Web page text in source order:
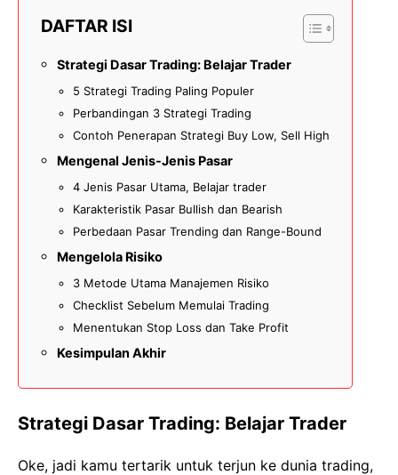
DAFTAR ISI
Strategi Dasar Trading: Belajar Trader
5 Strategi Trading Paling Populer
Perbandingan 3 Strategi Trading
Contoh Penerapan Strategi Buy Low, Sell High
Mengenal Jenis-Jenis Pasar
4 Jenis Pasar Utama, Belajar trader
Karakteristik Pasar Bullish dan Bearish
Perbedaan Pasar Trending dan Range-Bound
Mengelola Risiko
3 Metode Utama Manajemen Risiko
Checklist Sebelum Memulai Trading
Menentukan Stop Loss dan Take Profit
Kesimpulan Akhir
Strategi Dasar Trading: Belajar Trader
Oke, jadi kamu tertarik untuk terjun ke dunia trading,